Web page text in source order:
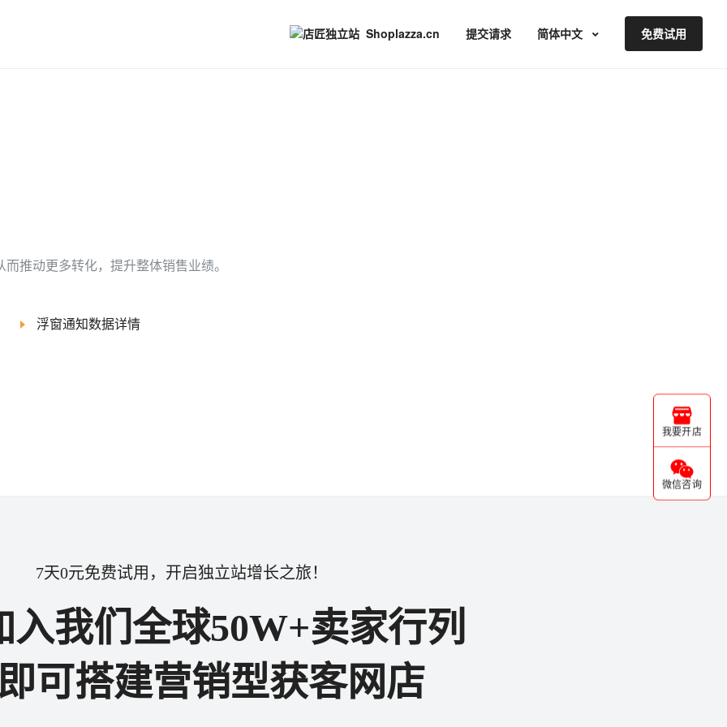
Shoplazza.cn 提交请求 简体中文 免费试用
推动更多转化，提升整体销售业绩。
浮窗通知数据详情
我要开店
微信咨询
7天0元免费试用，开启独立站增长之旅！
入我们全球50W+卖家行列
可搭建营销型获客网店